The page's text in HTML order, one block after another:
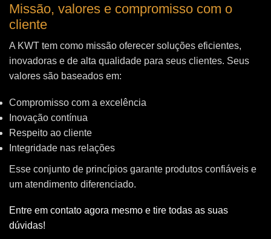
Missão, valores e compromisso com o
cliente
A KWT tem como missão oferecer soluções eficientes,
inovadoras e de alta qualidade para seus clientes. Seus
valores são baseados em:
Compromisso com a excelência
Inovação contínua
Respeito ao cliente
Integridade nas relações
Esse conjunto de princípios garante produtos confiáveis e
um atendimento diferenciado.
Entre em contato agora mesmo e tire todas as suas
dúvidas!